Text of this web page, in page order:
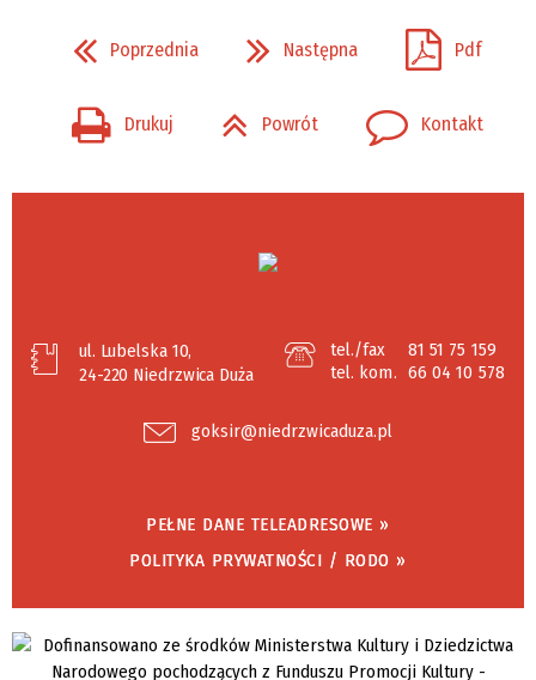
Poprzednia Następna Pdf
Drukuj Powrót Kontakt
ul. Lubelska 10,
24-220 Niedrzwica Duża
tel./fax
81 51 75 159
tel. kom. 66 04 10 578
goksir@niedrzwicaduza.pl
PEŁNE DANE TELEADRESOWE »
POLITYKA PRYWATNOŚCI / RODO »